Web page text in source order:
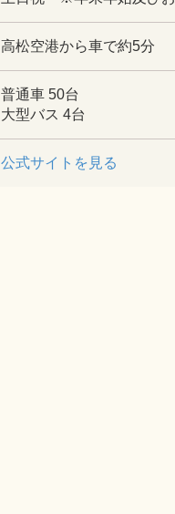
高松空港から車で約5分
普通車 50台
大型バス 4台
公式サイトを見る